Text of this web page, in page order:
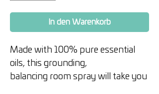
In den Warenkorb
Made with 100% pure essential
oils, this grounding,
balancing room spray will take you